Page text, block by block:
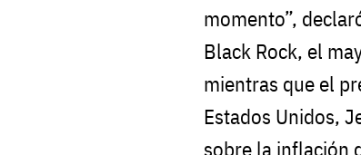
momento”,
Black Rock, el
mientras que el
Estados Unidos,
sobre la inflación